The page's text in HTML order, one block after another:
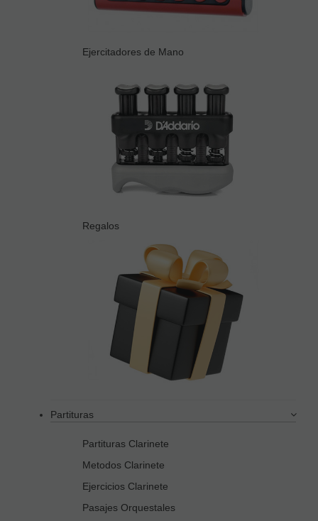
Ejercitadores de Mano
Regalos
Partituras
Partituras Clarinete
Metodos Clarinete
Ejercicios Clarinete
Pasajes Orquestales